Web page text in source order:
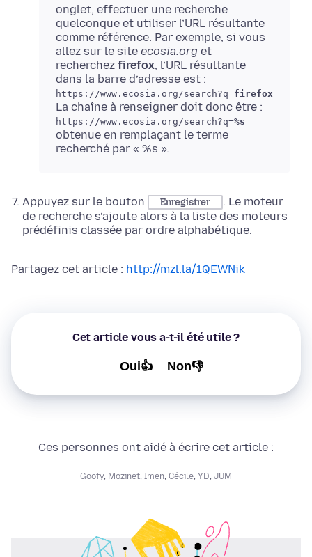
onglet, effectuer une recherche
quelconque et utiliser l’URL résultante
comme référence. Par exemple, si vous
allez sur le site ecosia.org et
recherchez firefox, l’URL résultante
dans la barre d’adresse est :
https://www.ecosia.org/search?q=firefox
La chaîne à renseigner doit donc être :
https://www.ecosia.org/search?q=%s
obtenue en remplaçant le terme
recherché par « %s ».
Appuyez sur le bouton Enregistrer
. Le moteur
de recherche s’ajoute alors à la liste des moteurs
prédéfinis classée par ordre alphabétique.
Partagez cet article : http://mzl.la/1QEWNik
Cet article vous a-t-il été utile ?
Oui👍 Non👎
Ces personnes ont aidé à écrire cet article :
Goofy, Mozinet, Imen, Cécile, YD, JUM